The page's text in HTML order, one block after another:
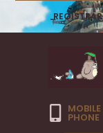
REGISTRAR
MOBILE
PHONE